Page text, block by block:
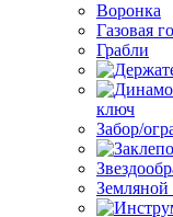
Воронка
Газовая
Грабли
ключ
Забор/
Земляной